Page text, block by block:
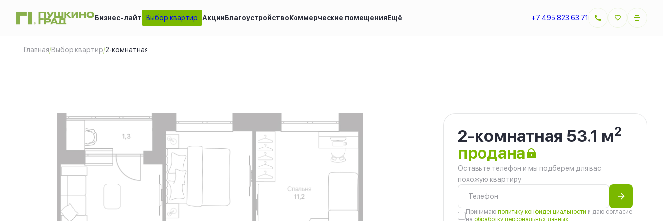
Бизнес-лайт Выбор квартир АкцииБлагоустройствоКоммерческие помещенияЕщё +7 495 823 63 71
Главная/Выбор квартир/2-комнатная
2-комнатная
2-комнатная 53.1 м2
продана
Оставьте телефон и мы подберем для вас
похожую квартиру
Принимаю политику конфиденциальности и даю согласие
на обработку персональных данных